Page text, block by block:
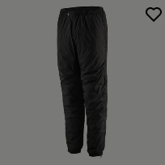
Tout afficher (5)